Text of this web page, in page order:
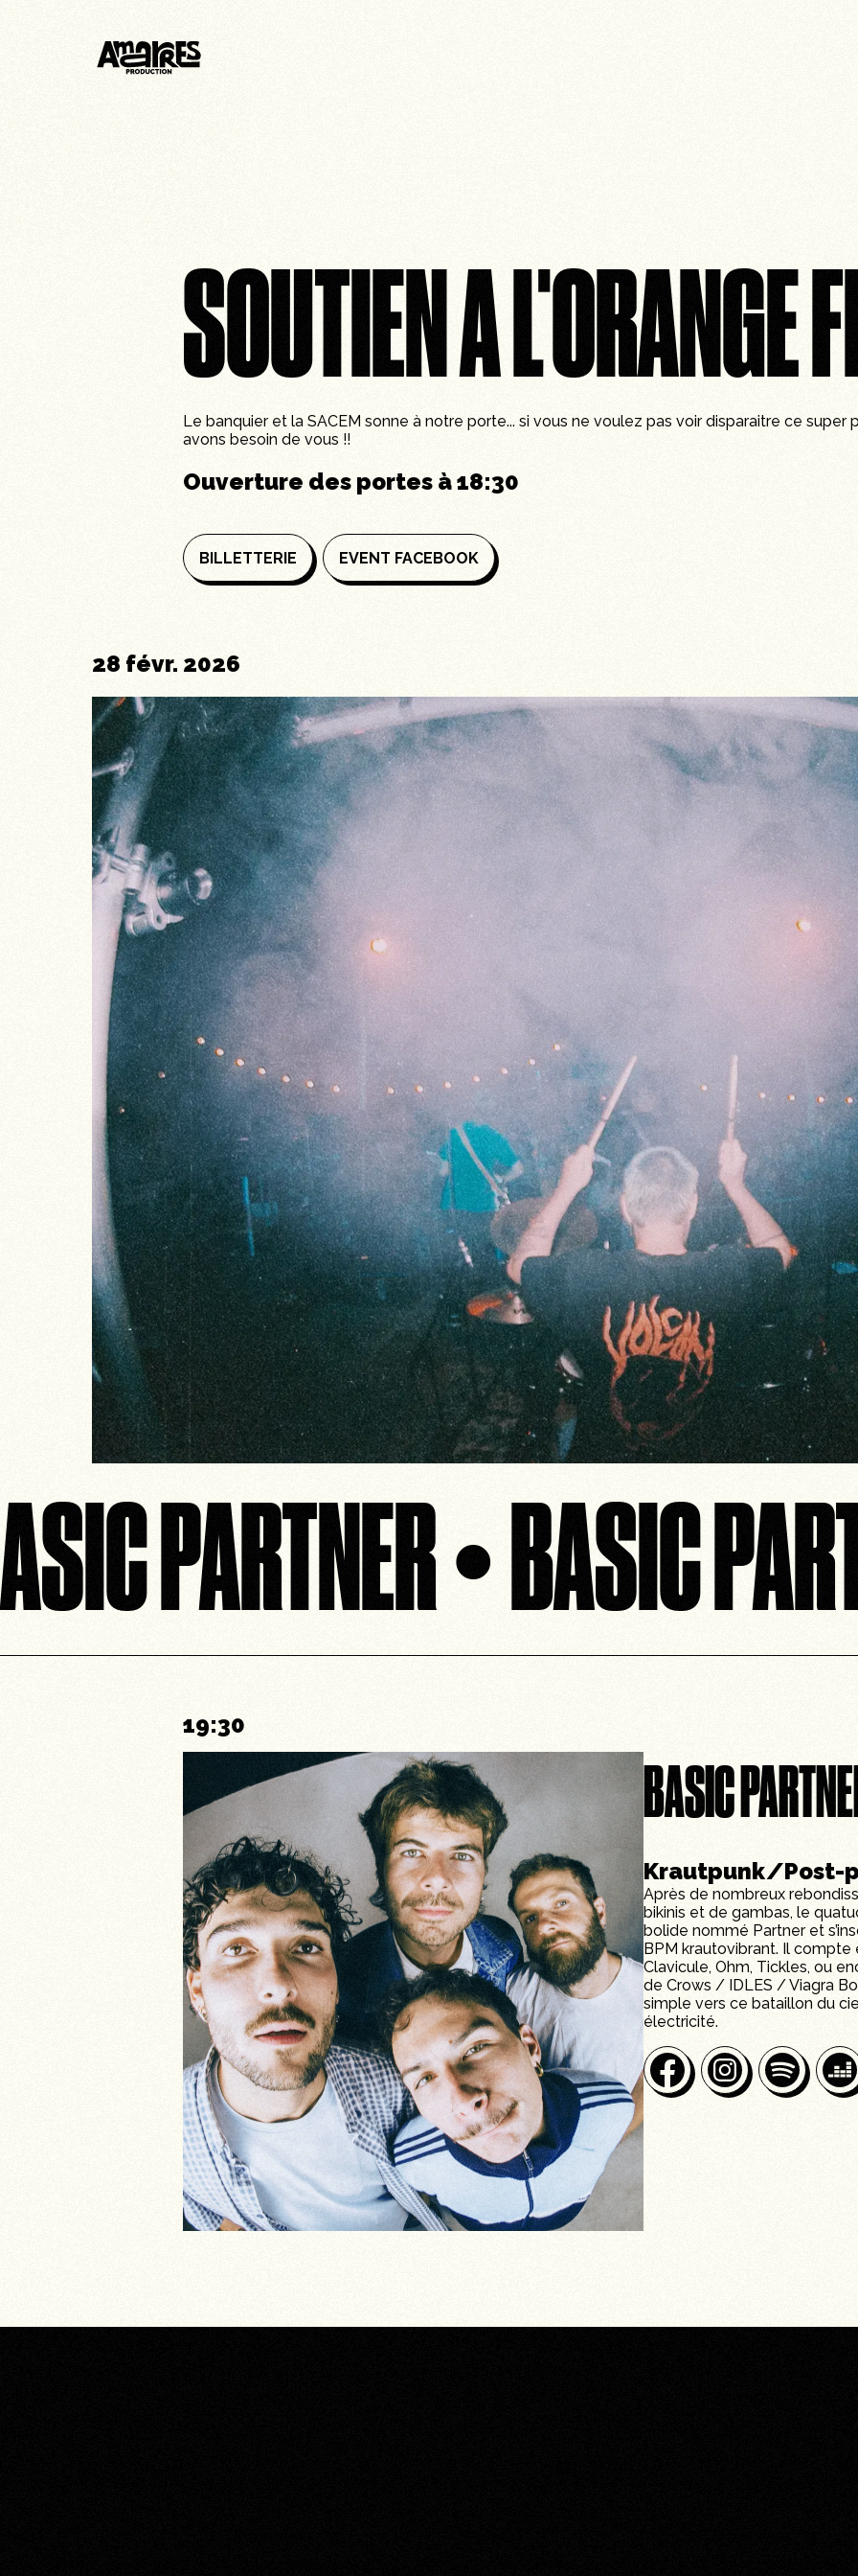
SOUTIEN A L'ORANGE
Le banquier et la SACEM sonne à notre porte... si vous ne voulez pas voir disparaitre ce super
avons besoin de vous !!
Ouverture des portes à18:30
BILLETTERIE EVENT FACEBOOK
28 févr. 2026
PARTNER • BASIC
19:30
BASIC
Krautpunk/Post-
Après de nombreux
bikinis et de gambas, le
bolide nommé Partner et
BPM krautovibrant. Il
Clavicule, Ohm, Tickles, ou
de Crows / IDLES / Viagra
simple vers ce bataillon du
électricité.